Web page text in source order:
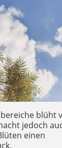
blüht
jedoch
einen